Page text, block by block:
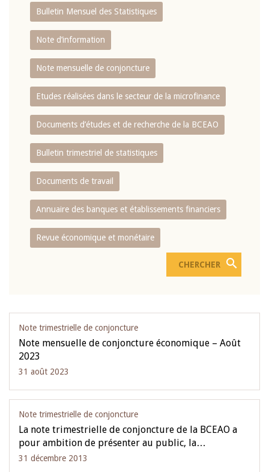
Bulletin Mensuel des Statistiques
Note d’information
Note mensuelle de conjoncture
Etudes réalisées dans le secteur de la microfinance
Documents d’études et de recherche de la BCEAO
Bulletin trimestriel de statistiques
Documents de travail
Annuaire des banques et établissements financiers
Revue économique et monétaire
Note trimestrielle de conjoncture
Note mensuelle de conjoncture économique – Août
2023
31 août 2023
Note trimestrielle de conjoncture
La note trimestrielle de conjoncture de la BCEAO a
pour ambition de présenter au public, la…
31 décembre 2013